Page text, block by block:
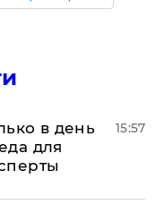
в день
для
15:57